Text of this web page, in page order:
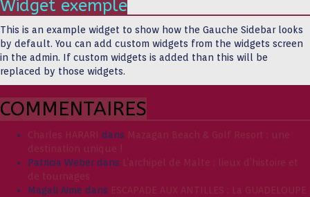
Widget exemple
This is an example widget to show how the Gauche Sidebar looks
by default. You can add custom widgets from the widgets screen
in the admin. If custom widgets is added than this will be
replaced by those widgets.
COMMENTAIRES
Charles HARARI dans Mazagan Beach & Golf Resort : une
destination unique !
Patricia Weberdans L’archipel de Malte : lieux d’histoire et
de tournages
Magali Aime dans ESCAPADE AUX ANTILLES : La GUADELOUPE